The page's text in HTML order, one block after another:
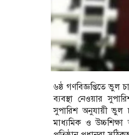
৬ষ্ঠ গণবিজ্ঞপ্তিতে ভুল
ব্যবস্থা নেওয়ার
সুপারিশ অনুযায়ী ভুল
মাধ্যমিক ও